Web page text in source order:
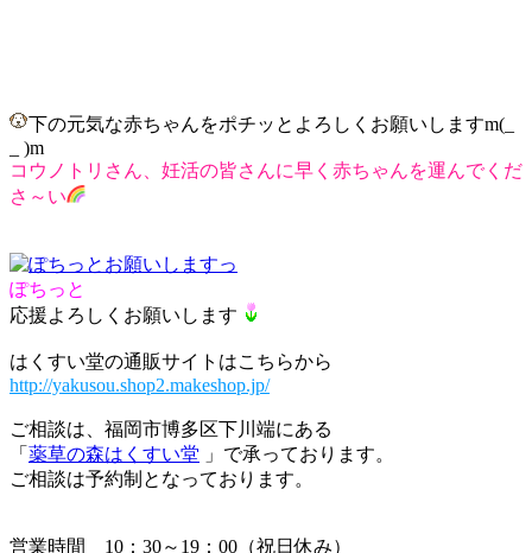
下の元気な赤ちゃんをポチッとよろしくお願いしますm(_
_ )m
コウノトリさん、妊活の皆さんに早く赤ちゃんを運んでくだ
さ～い
ぽちっと
応援よろしくお願いします
はくすい堂の通販サイトはこちらから
http://yakusou.shop2.makeshop.jp/
ご相談は、福岡市博多区下川端にある
「 薬草の森はくすい堂 」で承っております。
ご相談は予約制となっております。
営業時間 10：30～19：00（祝日休み）